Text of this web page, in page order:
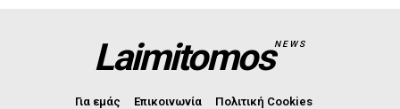
LaimitomosNEWS
Για εμάς Επικοινωνία
Πολιτική Cookies